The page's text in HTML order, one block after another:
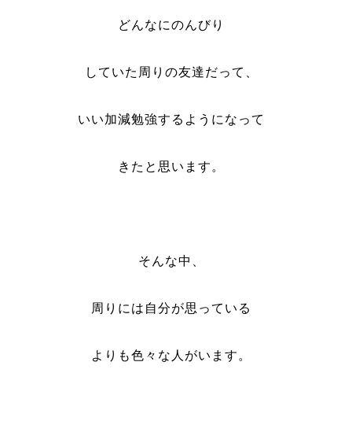
どんなにのんびり
していた周りの友達だって、
いい加減勉強するようになって
きたと思います。
そんな中、
周りには自分が思っている
よりも色々な人がいます。